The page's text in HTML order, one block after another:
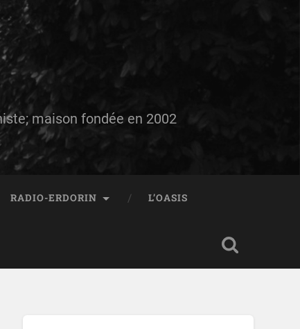
maison fondée en 2002
RADIO-ERDORIN L’OASIS